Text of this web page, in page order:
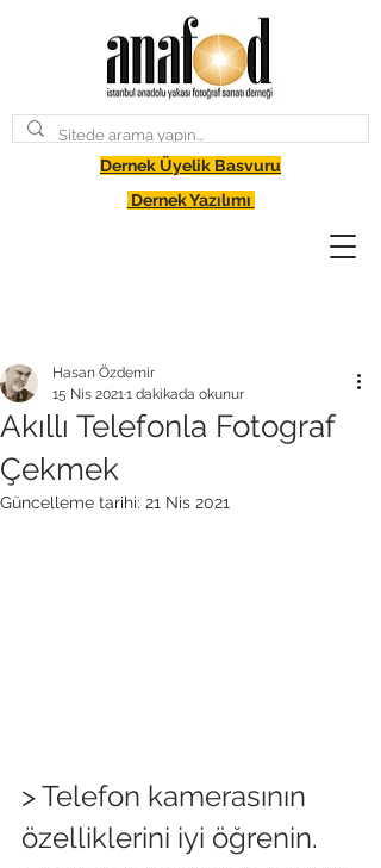
Dernek Üyelik Basvuru
Dernek Yazılımı
Akıllı Telefonla Fotograf
Çekmek
Hasan Özdemir
15 Nis 20211 dakikada okunur
Güncelleme tarihi: 21 Nis 2021
> Telefon kamerasının
özelliklerini iyi öğrenin.